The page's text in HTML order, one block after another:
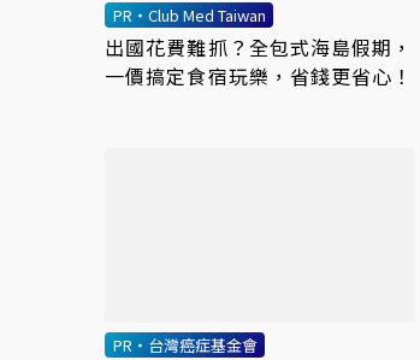
PR・Club Med Taiwan
出國花費難抓？全包式海島假期，
一價搞定食宿玩樂，省錢更省心！
PR・台灣癌症基金會